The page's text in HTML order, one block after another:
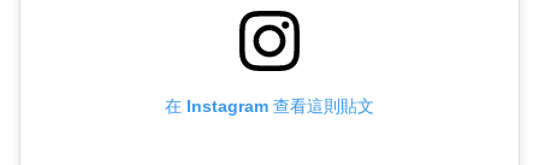
在 Instagram 查看這則貼文